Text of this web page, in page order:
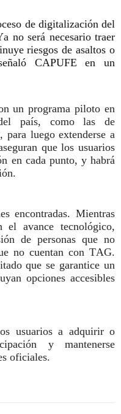
de digitalización del
no será necesario traer
riesgos de asaltos o
CAPUFE en un
un programa piloto en
país, como las de
para luego extenderse a
que los usuarios
en cada punto, y habrá
encontradas. Mientras
el avance tecnológico,
de personas que no
no cuentan con TAG.
que se garantice un
opciones accesibles
usuarios a adquirir o
y mantenerse
oficiales.